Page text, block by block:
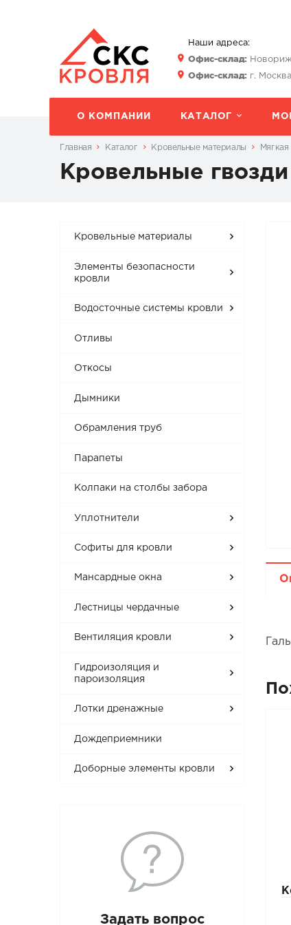
Наши адреса:
Офис-склад:
Офис-склад:г.
О КОМПАНИИ КАТАЛОГ
Главная Каталог Кровельные материалы Мягкая
Кровельные
Кровельные материалы
Элементы безопасности
кровли
Водосточные системы кровли
Отливы
Откосы
Дымники
Обрамления труб
Парапеты
Колпаки на столбы забора
Уплотнители
Софиты для кровли
Мансардные окна
Лестницы чердачные
Вентиляция кровли
Гидроизоляция и
пароизоляция
Лотки дренажные
Дождеприемники
Доборные элементы кровли
Задать вопрос
Katepal К-36 Клей 0,3 л